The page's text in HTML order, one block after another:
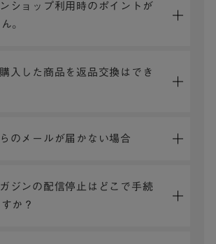
ショップ利用時のポイントが
。
入した商品を返品交換はでき
のメールが届かない場合
ジンの配信停止はどこで手続
か？